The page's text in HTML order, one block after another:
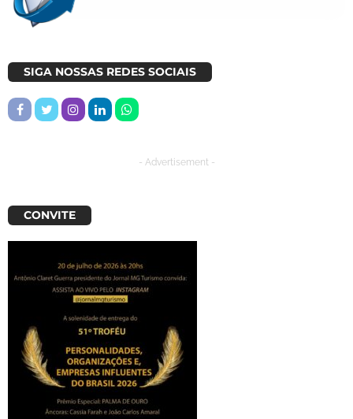
SIGA NOSSAS REDES SOCIAIS
- Advertisement -
CONVITE